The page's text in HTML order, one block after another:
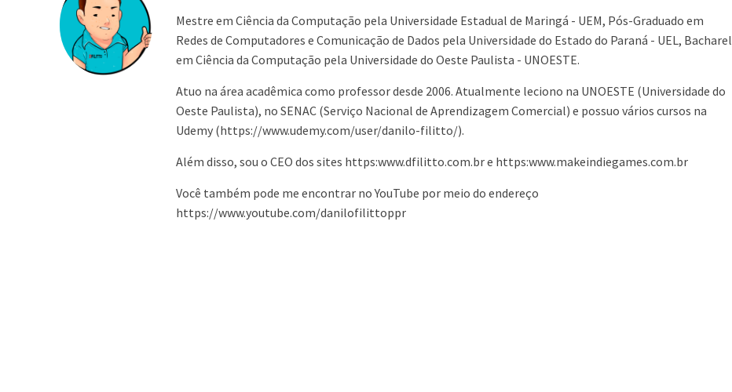
Mestre em Ciência da Computação pela Universidade Estadual de Maringá - UEM, Pós-Graduado em
Redes de Computadores e Comunicação de Dados pela Universidade do Estado do Paraná - UEL, Bacharel
em Ciência da Computação pela Universidade do Oeste Paulista - UNOESTE.
Atuo na área acadêmica como professor desde 2006. Atualmente leciono na UNOESTE (Universidade do
Oeste Paulista), no SENAC (Serviço Nacional de Aprendizagem Comercial) e possuo vários cursos na
Udemy (https://www.udemy.com/user/danilo-filitto/).
Além disso, sou o CEO dos sites https:www.dfilitto.com.br e https:www.makeindiegames.com.br
Você também pode me encontrar no YouTube por meio do endereço
https://www.youtube.com/danilofilittoppr